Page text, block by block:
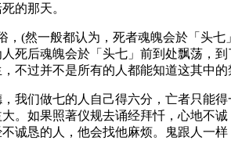
的那天。
，(然一般都认为，死者魂魄会於「头
死后魂魄会於「头七」前到处飘荡，
不过并不是所有的人都能知道这其中
我们做七的人自己得六分，亡者只能
。如果照著仪规去诵经拜忏，心地不
诚恳的人，他会找他麻烦。鬼跟人一